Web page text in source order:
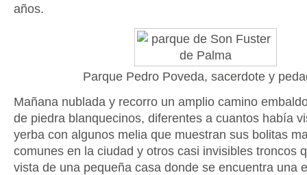
años.
Parque Pedro Poveda, sacerdote y
Mañana nublada y recorro un amplio camino
de piedra blanquecinos, diferentes a cuantos había
yerba con algunos melia que muestran sus bolitas
comunes en la ciudad y otros casi invisibles troncos
vista de una pequeña casa donde se encuentra una